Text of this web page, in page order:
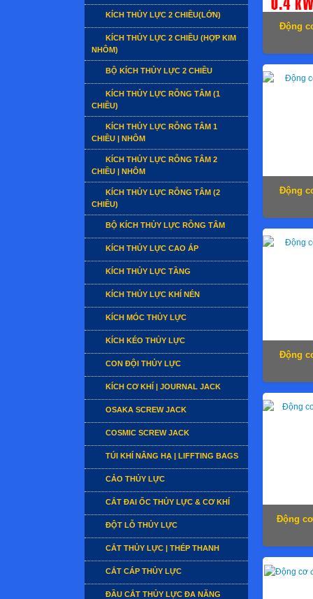
KÍCH THỦY LỰC 2 CHIỀU(LỚN)
KÍCH THỦY LỰC 2 CHIỀU (HỢP KIM
NHÔM)
BỘ KÍCH THỦY LỰC 2 CHIỀU
KÍCH THỦY LỰC RỖNG TÂM (1
CHIỀU)
KÍCH THỦY LỰC RỖNG TÂM 1
CHIỀU | NHÔM
KÍCH THỦY LỰC RỖNG TÂM 2
CHIỀU | NHÔM
KÍCH THỦY LỰC RỖNG TÂM (2
CHIỀU)
BỘ KÍCH THỦY LỰC RỖNG TÂM
KÍCH THỦY LỰC CAO ÁP
KÍCH THỦY LỰC TẦNG
KÍCH THỦY LỰC KHÍ NÉN
KÍCH MÓC THỦY LỰC
KÍCH KÉO THỦY LỰC
CON ĐỘI THỦY LỰC
KÍCH CƠ KHÍ | JOURNAL JACK
OSAKA SCREW JACK
COSMIC SCREW JACK
TÚI KHÍ NÂNG HẠ | LIFFTING BAGS
CẢO THỦY LỰC
CẮT ĐAI ỐC THỦY LỰC & CƠ KHÍ
ĐỘT LỖ THỦY LỰC
CẮT THỦY LỰC | THÉP THANH
CẮT CÁP THỦY LỰC
ĐẦU CẮT THỦY LỰC ĐA NĂNG
Động
Động
Động
Động